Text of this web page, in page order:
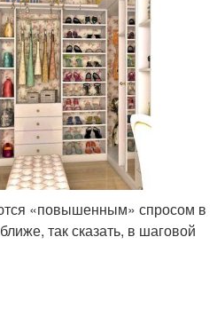
«повышенным» спросом в
так сказать, в шаговой